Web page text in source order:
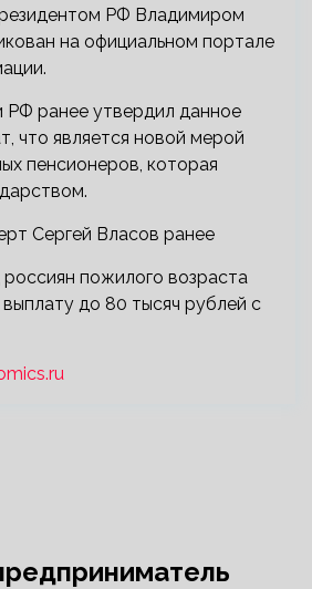
РФ Владимиром
на официальном портале
ранее утвердил данное
что является новой мерой
пенсионеров, которая
Сергей Власов ранее
пожилого возраста
до 80 тысяч рублей с